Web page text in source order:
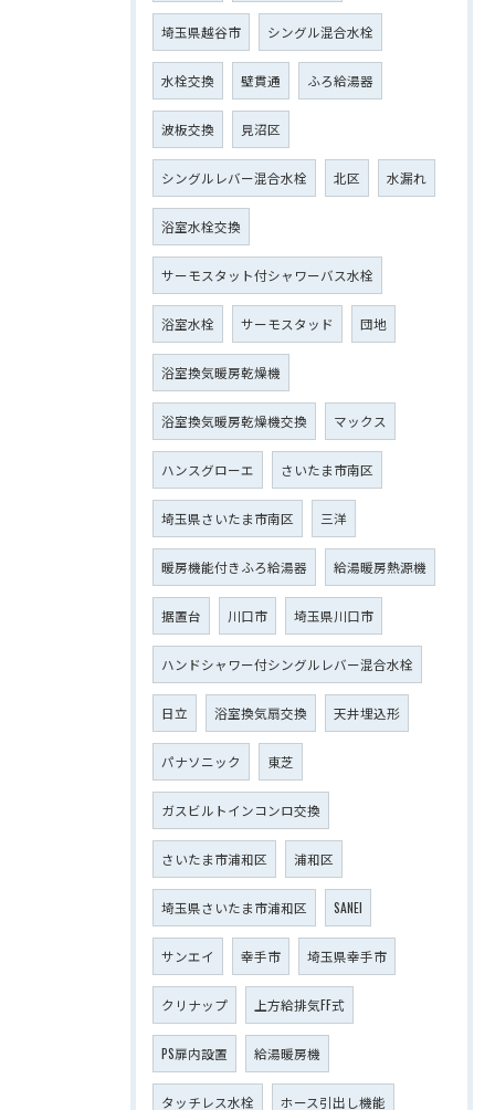
埼玉県越谷市 シングル混合水栓
水栓交換 壁貫通 ふろ給湯器
波板交換 見沼区
シングルレバー混合水栓 北区 水漏れ
浴室水栓交換
サーモスタット付シャワーバス水栓
浴室水栓 サーモスタッド 団地
浴室換気暖房乾燥機
浴室換気暖房乾燥機交換 マックス
ハンスグローエ さいたま市南区
埼玉県さいたま市南区 三洋
暖房機能付きふろ給湯器 給湯暖房熱源機
据置台 川口市 埼玉県川口市
ハンドシャワー付シングルレバー混合水栓
日立 浴室換気扇交換 天井埋込形
パナソニック 東芝
ガスビルトインコンロ交換
さいたま市浦和区 浦和区
埼玉県さいたま市浦和区 SANEI
サンエイ 幸手市 埼玉県幸手市
クリナップ 上方給排気FF式
PS扉内設置 給湯暖房機
タッチレス水栓 ホース引出し機能